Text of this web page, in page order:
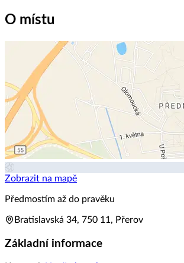
O místu
Zobrazit na mapě
Předmostím až do pravěku
Bratislavská 34, 750 11, Přerov
Základní informace